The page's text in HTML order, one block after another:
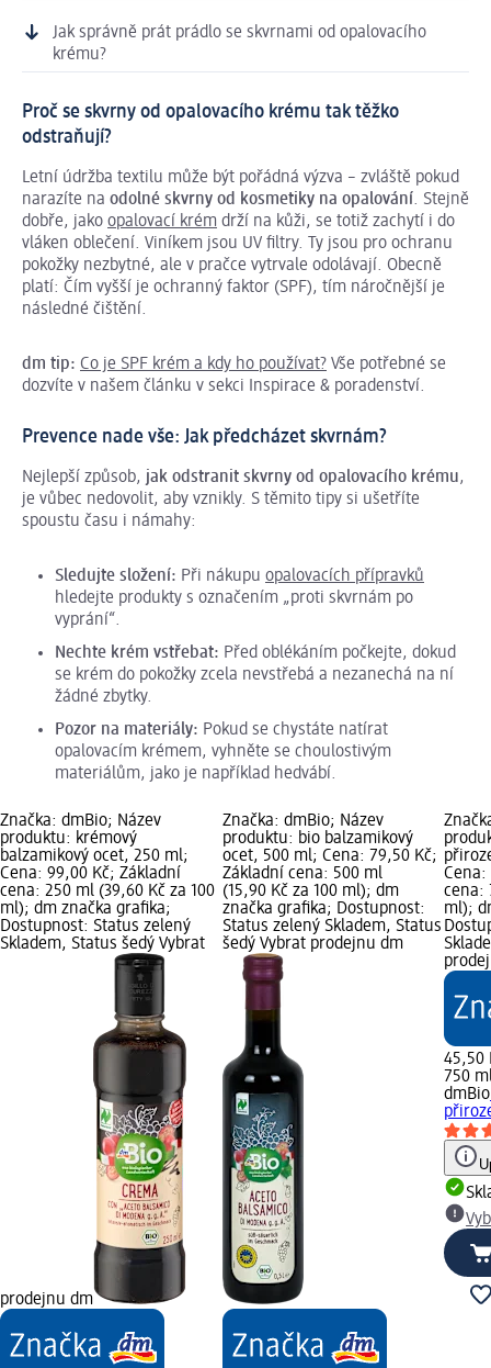
Jak správně prát prádlo se skvrnami od opalovacího
krému?
Proč se skvrny od opalovacího krému tak těžko
odstraňují?
Letní údržba textilu může být pořádná výzva – zvláště pokud
narazíte na odolné skvrny od kosmetiky na opalování. Stejně
dobře, jako opalovací krém drží na kůži, se totiž zachytí i do
vláken oblečení. Viníkem jsou UV filtry. Ty jsou pro ochranu
pokožky nezbytné, ale v pračce vytrvale odolávají. Obecně
platí: Čím vyšší je ochranný faktor (SPF), tím náročnější je
následné čištění.
dm tip: Co je SPF krém a kdy ho používat? Vše potřebné se
dozvíte v našem článku v sekci Inspirace & poradenství.
Prevence nade vše: Jak předcházet skvrnám?
Nejlepší způsob, jak odstranit skvrny od opalovacího krému,
je vůbec nedovolit, aby vznikly. S těmito tipy si ušetříte
spoustu času i námahy:
Sledujte složení: Při nákupu opalovacích přípravků
hledejte produkty s označením „proti skvrnám po
vyprání“.
Nechte krém vstřebat: Před oblékáním počkejte, dokud
se krém do pokožky zcela nevstřebá a nezanechá na ní
žádné zbytky.
Pozor na materiály: Pokud se chystáte natírat
opalovacím krémem, vyhněte se choulostivým
materiálům, jako je například hedvábí.
Značka: dmBio; Název
produktu: krémový
balzamikový ocet, 250 ml;
Cena: 99,00 Kč; Základní
cena: 250 ml (39,60 Kč za 100
ml); dm značka grafika;
Dostupnost: Status zelený
Skladem, Status šedý Vybrat
prodejnu dm
Značka: dmBio; Název
produktu: bio balzamikový
ocet, 500 ml; Cena: 79,50 Kč;
Základní cena: 500 ml
(15,90 Kč za 100 ml); dm
značka grafika; Dostupnost:
Status zelený Skladem, Status
šedý Vybrat prodejnu dm
Cena:
cena:
ml);
45,50
750
dmBio